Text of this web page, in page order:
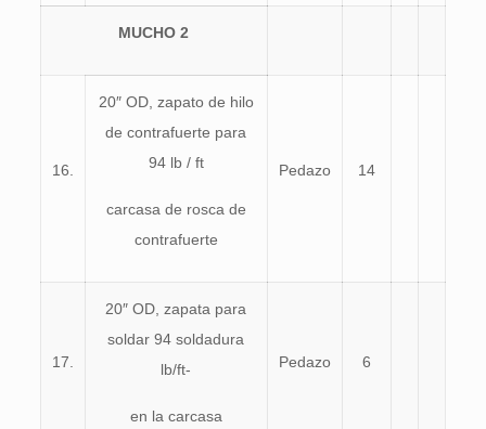
MUCHO 2
16.
20″ OD, zapato de hilo
de contrafuerte para
94 lb / ft
carcasa de rosca de
contrafuerte
Pedazo 14
17.
20″ OD, zapata para
soldar 94 soldadura
lb/ft-
en la carcasa
Pedazo 6